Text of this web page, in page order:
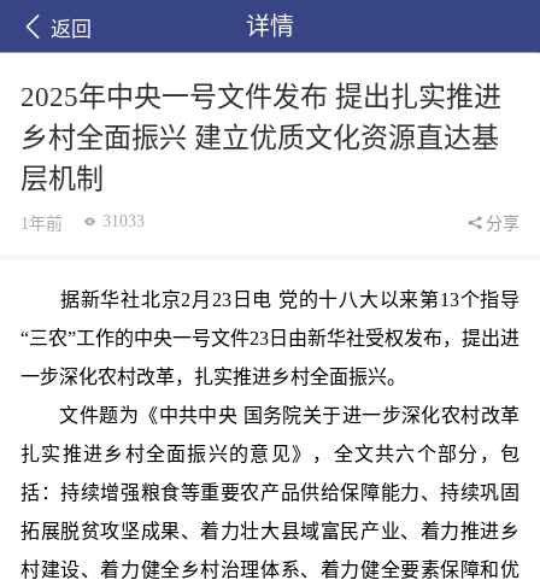
返回 详情
2025年中央一号文件发布 提出扎实推进
乡村全面振兴 建立优质文化资源直达基
层机制
1年前 31033 分享
据新华社北京2月23日电 党的十八大以来第13个指导
“三农”工作的中央一号文件23日由新华社受权发布，提出进
一步深化农村改革，扎实推进乡村全面振兴。
文件题为《中共中央 国务院关于进一步深化农村改革
扎实推进乡村全面振兴的意见》，全文共六个部分，包
括：持续增强粮食等重要农产品供给保障能力、持续巩固
拓展脱贫攻坚成果、着力壮大县域富民产业、着力推进乡
村建设、着力健全乡村治理体系、着力健全要素保障和优